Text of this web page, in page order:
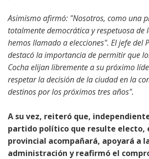
Asimismo afirmó: "Nosotros, como una
totalmente democrática y respetuosa de
hemos llamado a elecciones". El jefe del
destacó la importancia de permitir que
Cocha elijan libremente a su próximo
respetar la decisión de la ciudad en la
destinos por los próximos tres años".
A su vez, reiteró que,
partido político que resulte electo,
provincial acompañará, apoyará a
administración y reafirmó el